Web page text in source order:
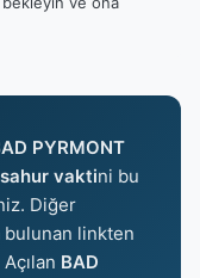
PYRMONT
vaktini bu
Diğer
linkten
BAD